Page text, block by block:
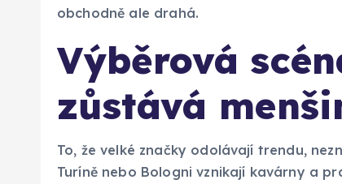
obchodně ale drahá.
Výběrová
zůstává
To, že velké značky odolávají trendu,
Turíně nebo Bologni vznikají kavárny a